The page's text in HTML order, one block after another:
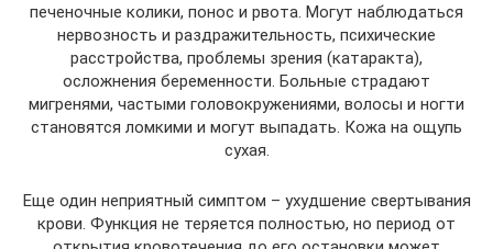
печеночные колики, понос и рвота. Могут наблюдаться
нервозность и раздражительность, психические
расстройства, проблемы зрения (катаракта),
осложнения беременности. Больные страдают
мигренями, частыми головокружениями, волосы и ногти
становятся ломкими и могут выпадать. Кожа на ощупь
сухая.
Еще один неприятный симптом – ухудшение свертывания
крови. Функция не теряется полностью, но период от